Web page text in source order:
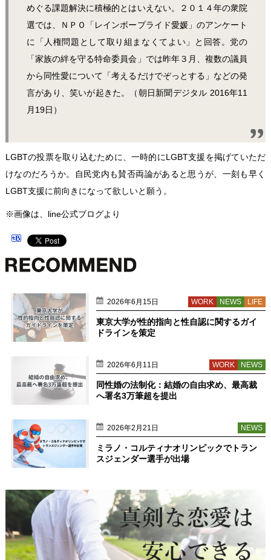
めぐる課題解決に積極的とはいえない。２０１４年の衆院
選では、ＮＰＯ「レインボープライド愛媛」のアンケート
に「人権問題として取り組まなくてよい」と回答。党の
「家族の絆を守る特命委員会」では昨年３月、複数の議員
から同性愛について「考えるだけでぞっとする」などの発
言があり、笑いが起きた。（朝日新聞デジタル 2016年11
月19日）
LGBTの投票を取り込むために、一時的にLGBT支援を掲げていただ
けなのだろうか。自民党内も賛否両論があると思うが、一刻も早く
LGBT支援に前向きになって欲しいと願う。
※画像は、line公式ブログより
2026年6月15日 LIFE
NEWS
WORK
東京大学が性的指向と性自認に関するガイ
ドラインを策定
2026年6月11日 NEWS
WORK
同性婚の法制化：結婚の自由求め、最高裁
へ署名3万筆超を提出
2026年2月21日 NEWS
ミラノ・コルティナオリンピックでトラン
スジェンダー選手が出場